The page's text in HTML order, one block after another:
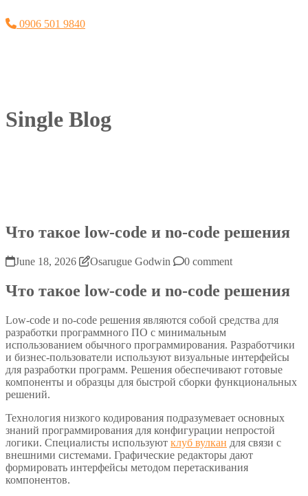
0906 501 9840
Single Blog
Что такое low-code и no-code решения
June 18, 2026 Osarugue Godwin 0 comment
Что такое low-code и no-code решения
Low-code и no-code решения являются собой средства для
разработки программного ПО с минимальным
использованием обычного программирования. Разработчики
и бизнес-пользователи используют визуальные интерфейсы
для разработки программ. Решения обеспечивают готовые
компоненты и образцы для быстрой сборки функциональных
решений.
Технология низкого кодирования подразумевает основных
знаний программирования для конфигурации непростой
логики. Специалисты используют клуб вулкан для связи с
внешними системами. Графические редакторы дают
формировать интерфейсы методом перетаскивания
компонентов.